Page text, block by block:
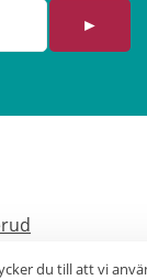
►
du till att vi